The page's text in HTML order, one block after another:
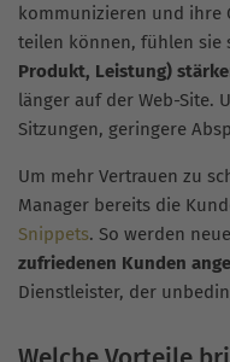
kommunizieren und ihre
teilen können, fühlen sie
Produkt, Leistung)
länger auf der Web-Site.
Sitzungen, geringere
Um mehr Vertrauen zu
Manager bereits die
Snippets. So werden
zufriedenen Kunden
Dienstleister, der